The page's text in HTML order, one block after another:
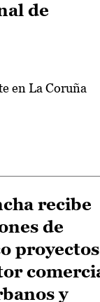
de
en La Coruña
recibe
de
proyectos
y